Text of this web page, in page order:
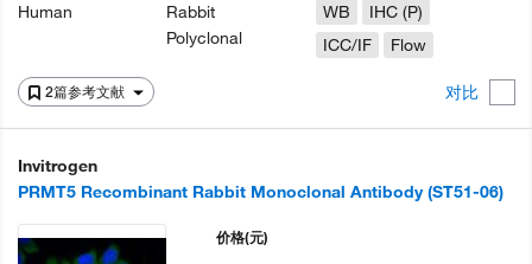
2篇参考文献 对比
Human
Rabbit
Polyclonal
WB
IHC (P)
ICC/IF
Flow
Invitrogen
PRMT5 Recombinant Rabbit Monoclonal Antibody (ST51-06)
价格(元)